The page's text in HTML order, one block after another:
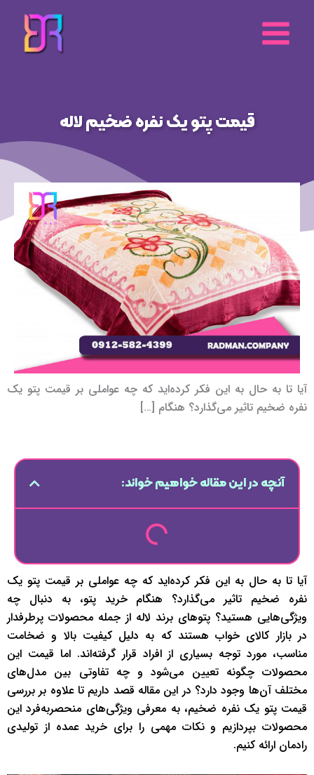
محتوا
قیمت پتو یک نفره ضخیم لاله
آیا تا به حال به این فکر کرده‌اید که چه عواملی بر قیمت پتو یک
نفره ضخیم تاثیر می‌گذارد؟ هنگام […]
آنچه در این مقاله خواهیم خواند:
آیا تا به حال به این فکر کرده‌اید که چه عواملی بر قیمت پتو یک
نفره ضخیم تاثیر می‌گذارد؟ هنگام خرید پتو، به دنبال چه
ویژگی‌هایی هستید؟ پتوهای برند لاله از جمله محصولات پرطرفدار
در بازار کالای خواب هستند که به دلیل کیفیت بالا و ضخامت
مناسب، مورد توجه بسیاری از افراد قرار گرفته‌اند. اما قیمت این
محصولات چگونه تعیین می‌شود و چه تفاوتی بین مدل‌های
مختلف آن‌ها وجود دارد؟ در این مقاله قصد داریم تا علاوه بر بررسی
قیمت پتو یک نفره ضخیم، به معرفی ویژگی‌های منحصربه‌فرد این
محصولات بپردازیم و نکات مهمی را برای خرید عمده از تولیدی
رادمان ارائه کنیم.